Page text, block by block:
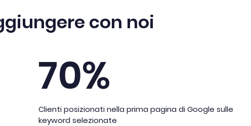
con noi
70%
Clienti posizionati nella prima pagina di Google sulle
keyword selezionate